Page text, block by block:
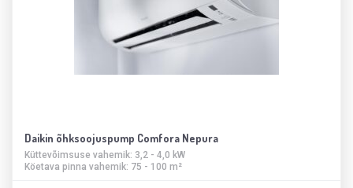
Daikin õhksoojuspump Comfora Nepura
Küttevõimsuse vahemik: 3,2 - 4,0 kW
Köetava pinna vahemik: 75 - 100 m²